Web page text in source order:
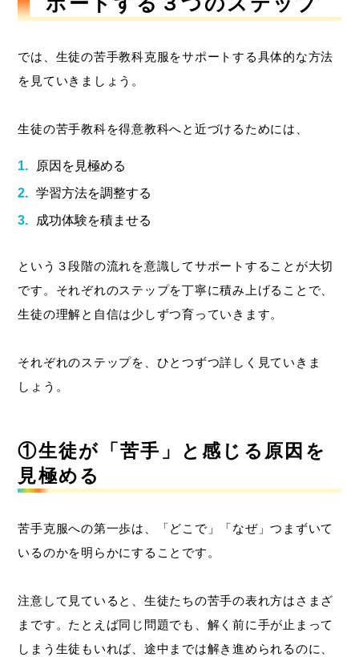
では、生徒の苦手教科克服をサポートする具体的な方法
を見ていきましょう。
生徒の苦手教科を得意教科へと近づけるためには、
原因を見極める
学習方法を調整する
成功体験を積ませる
という３段階の流れを意識してサポートすることが大切
です。それぞれのステップを丁寧に積み上げることで、
生徒の理解と自信は少しずつ育っていきます。
それぞれのステップを、ひとつずつ詳しく見ていきま
しょう。
①生徒が「苦手」と感じる原因を
見極める
苦手克服への第一歩は、「どこで」「なぜ」つまずいて
いるのかを明らかにすることです。
注意して見ていると、生徒たちの苦手の表れ方はさまざ
まです。たとえば同じ問題でも、解く前に手が止まって
しまう生徒もいれば、途中までは解き進められるのに、